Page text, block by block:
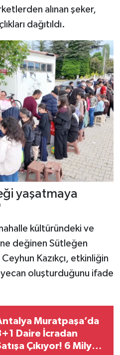
alınan şeker,
dağıtıldı.
yaşatmaya
kültüründeki ve
değinen Sütleğen
Kazıkçı, etkinliğin
oluşturduğunu ifade
Muratpaşa’da
Daire İcradan
Çıkıyor! 6 Milyon